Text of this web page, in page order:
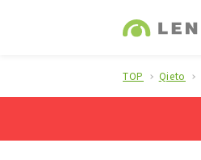
TOP Qieto